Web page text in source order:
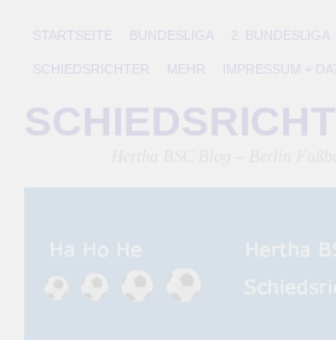
STARTSEITE BUNDESLIGA 2. BUNDESLIGA
SCHIEDSRICHTER MEHR IMPRESSUM +